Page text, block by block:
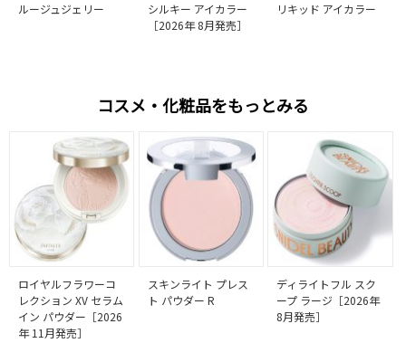
ルージュジェリー
シルキー アイカラー
［2026年 8月発売］
リキッド アイカラー
コスメ・化粧品をもっとみる
ロイヤルフラワーコ
レクション XV セラム
イン パウダー［2026
年 11月発売］
スキンライト プレス
ト パウダー R
ディライトフル スク
ープ ラージ［2026年
8月発売］